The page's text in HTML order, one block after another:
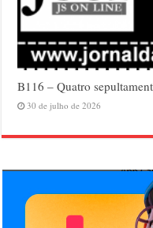
B116 – Quatro
30 de julho de 2026